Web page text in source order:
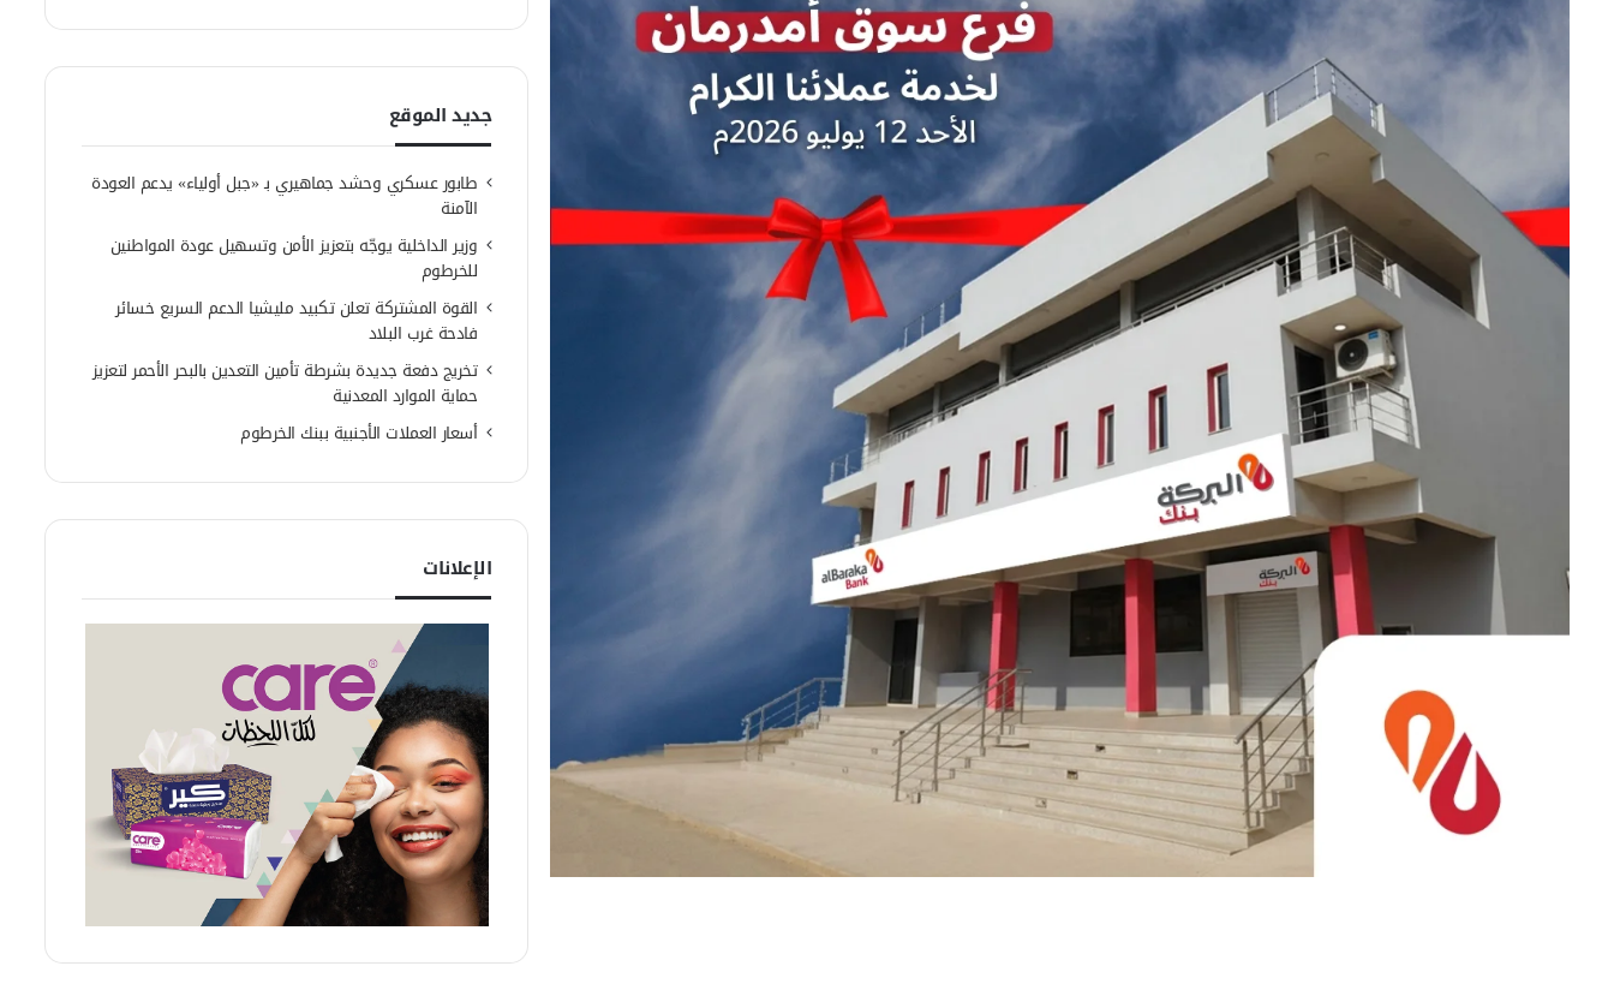
جديد الموقع
طابور عسكري وحشد جماهيري بـ «جبل أولياء» يدعم العودة
الآمنة
وزير الداخلية يوجّه بتعزيز الأمن وتسهيل عودة المواطنين
للخرطوم
القوة المشتركة تعلن تكبيد مليشيا الدعم السريع خسائر
فادحة غرب البلاد
تخريج دفعة جديدة بشرطة تأمين التعدين بالبحر الأحمر لتعزيز
حماية الموارد المعدنية
أسعار العملات الأجنبية ببنك الخرطوم
الإعلانات